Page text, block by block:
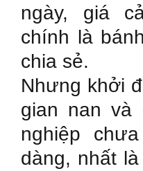
ngày, giá
chính là
chia sẻ.
Nhưng khởi
gian nan và
nghiệp
dàng, nhất